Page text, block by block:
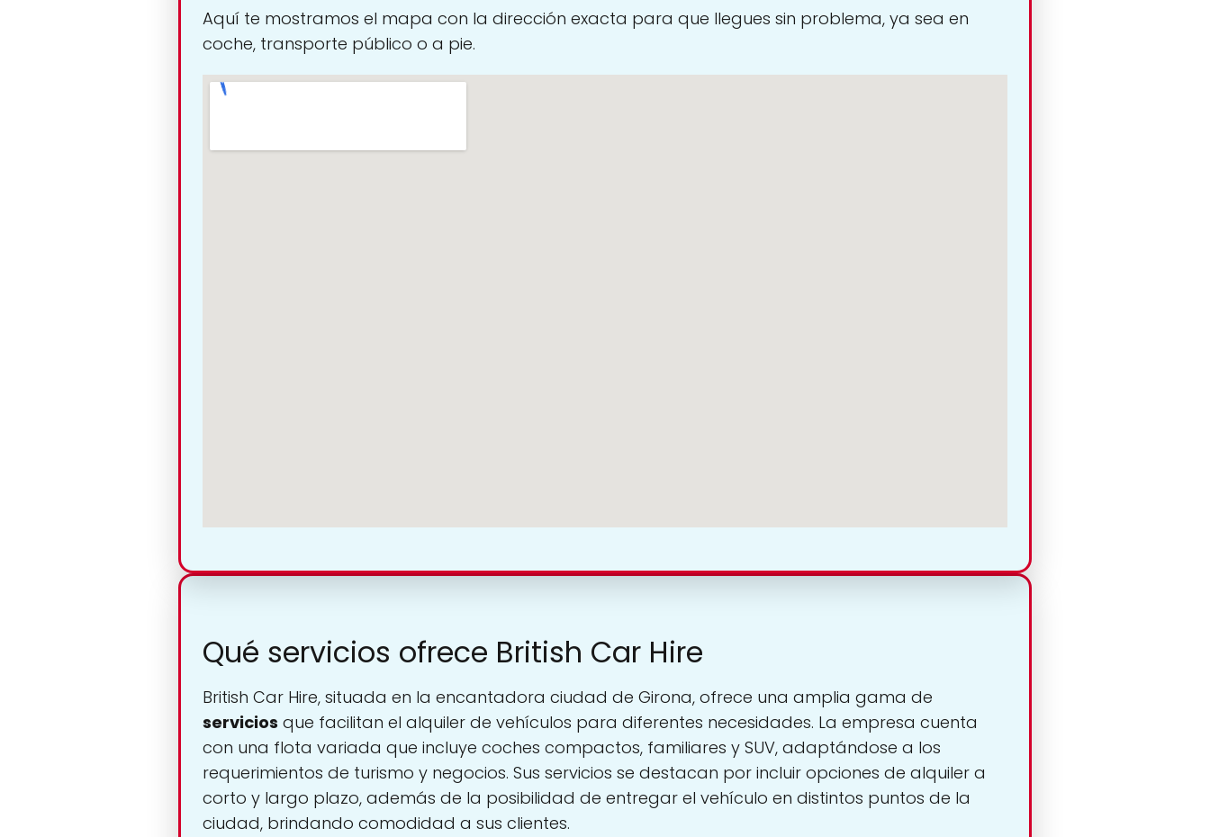
Aquí te mostramos el mapa con la dirección exacta para que llegues sin problema, ya sea en
coche, transporte público o a pie.
Qué servicios ofrece British Car Hire
British Car Hire, situada en la encantadora ciudad de Girona, ofrece una amplia gama de
servicios que facilitan el alquiler de vehículos para diferentes necesidades. La empresa cuenta
con una flota variada que incluye coches compactos, familiares y SUV, adaptándose a los
requerimientos de turismo y negocios. Sus servicios se destacan por incluir opciones de alquiler a
corto y largo plazo, además de la posibilidad de entregar el vehículo en distintos puntos de la
ciudad, brindando comodidad a sus clientes.